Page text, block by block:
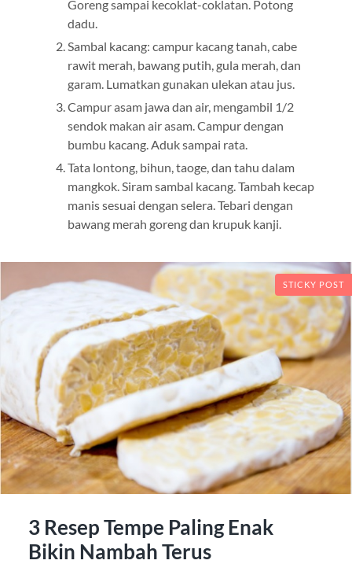
Goreng sampai kecoklat-coklatan. Potong
dadu.
Sambal kacang: campur kacang tanah, cabe
rawit merah, bawang putih, gula merah, dan
garam. Lumatkan gunakan ulekan atau jus.
Campur asam jawa dan air, mengambil 1/2
sendok makan air asam. Campur dengan
bumbu kacang. Aduk sampai rata.
Tata lontong, bihun, taoge, dan tahu dalam
mangkok. Siram sambal kacang. Tambah kecap
manis sesuai dengan selera. Tebari dengan
bawang merah goreng dan krupuk kanji.
STICKY POST
3 Resep Tempe Paling Enak
Bikin Nambah Terus